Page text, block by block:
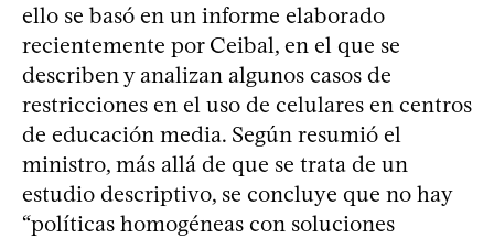
ello se basó en un informe elaborado
recientemente por Ceibal, en el que se
describen y analizan algunos casos de
restricciones en el uso de celulares en centros
de educación media. Según resumió el
ministro, más allá de que se trata de un
estudio descriptivo, se concluye que no hay
“políticas homogéneas con soluciones